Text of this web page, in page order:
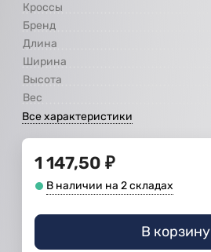
Кроссы
Бренд
Длина
Ширина
Высота
Вес
Все характеристики
1 147,50 ₽
В наличии на 2 складах
В корзину